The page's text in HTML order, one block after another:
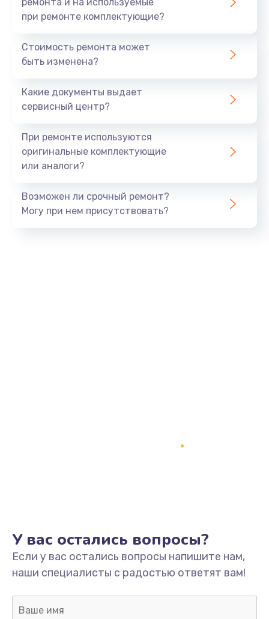
980 руб.
Ремонт микровыключателей
Заказать
при ремонте комплектующие?
Стоимость ремонта может
быть изменена?
Какие документы выдает
сервисный центр?
При ремонте используются
оригинальные комплектующие
или аналоги?
Возможен ли срочный ремонт?
Могу при нем присутствовать?
У вас остались вопросы?
Если у вас остались вопросы напишите нам,
наши специалисты с радостью ответят вам!